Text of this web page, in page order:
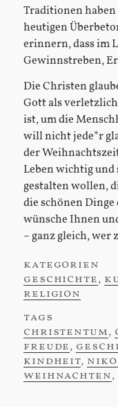
Traditionen
heutigen
erinnern, dass im
Gewinnstreben,
Die Christen
Gott als
ist, um die
will nicht jede*r
der
Leben wichtig
gestalten wollen,
die schönen Dinge
wünsche Ihnen
– ganz gleich, wer
kategorien
geschichte,
religion
tags
christentum,
freude,
kindheit,
weihnachten,